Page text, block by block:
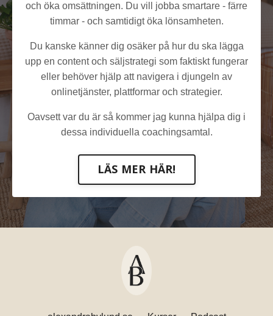
och öka omsättningen. Du vill jobba smartare - färre
timmar - och samtidigt öka lönsamheten.
Du kanske känner dig osäker på hur du ska lägga
upp en content och säljstrategi som faktiskt fungerar
eller behöver hjälp att navigera i djungeln av
onlinetjänster, plattformar och strategier.
Oavsett var du är så kommer jag kunna hjälpa dig i
dessa individuella coachingsamtal.
LÄS MER HÄR!